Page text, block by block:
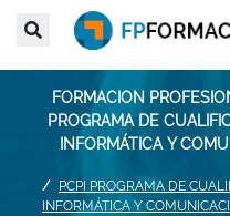
FORMACION
PROGRAMA DE
INFORMÁTICA Y
PCPI PROGRAMA DE
INFORMÁTICA Y